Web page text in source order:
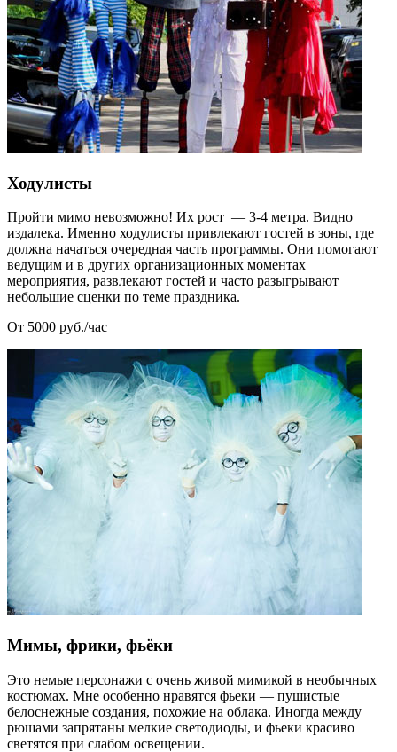
Ходулисты
Пройти мимо невозможно! Их рост — 3-4 метра. Видно
издалека. Именно ходулисты привлекают гостей в зоны, где
должна начаться очередная часть программы. Они помогают
ведущим и в других организационных моментах
мероприятия, развлекают гостей и часто разыгрывают
небольшие сценки по теме праздника.
От 5000 руб./час
Мимы, фрики, фьёки
Это немые персонажи с очень живой мимикой в необычных
костюмах. Мне особенно нравятся фьеки — пушистые
белоснежные создания, похожие на облака. Иногда между
рюшами запрятаны мелкие светодиоды, и фьеки красиво
светятся при слабом освещении.